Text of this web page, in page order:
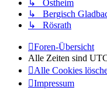
↳ Ostheim
↳ Bergisch
↳ Rösrath
Foren-Übersicht
Alle Zeiten sind
Alle Cookies
Impressum